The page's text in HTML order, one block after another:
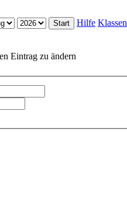
Hilfe Klassen
Eintrag zu ändern